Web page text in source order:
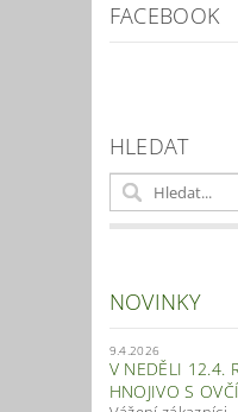
FACEBOOK
HLEDAT
NOVINKY
9.4.2026
V NEDĚLI 12.4.
HNOJIVO S